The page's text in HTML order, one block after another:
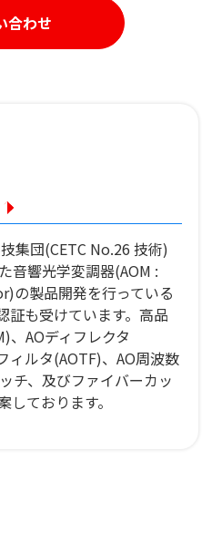
合わせ
集団(CETC No.26 技術)
音響光学変調器(AOM :
製品開発を行っている
証も受けています。高品
、AOディフレクタ
ィルタ(AOTF)、AO周波数
チ、及びファイバーカッ
しております。